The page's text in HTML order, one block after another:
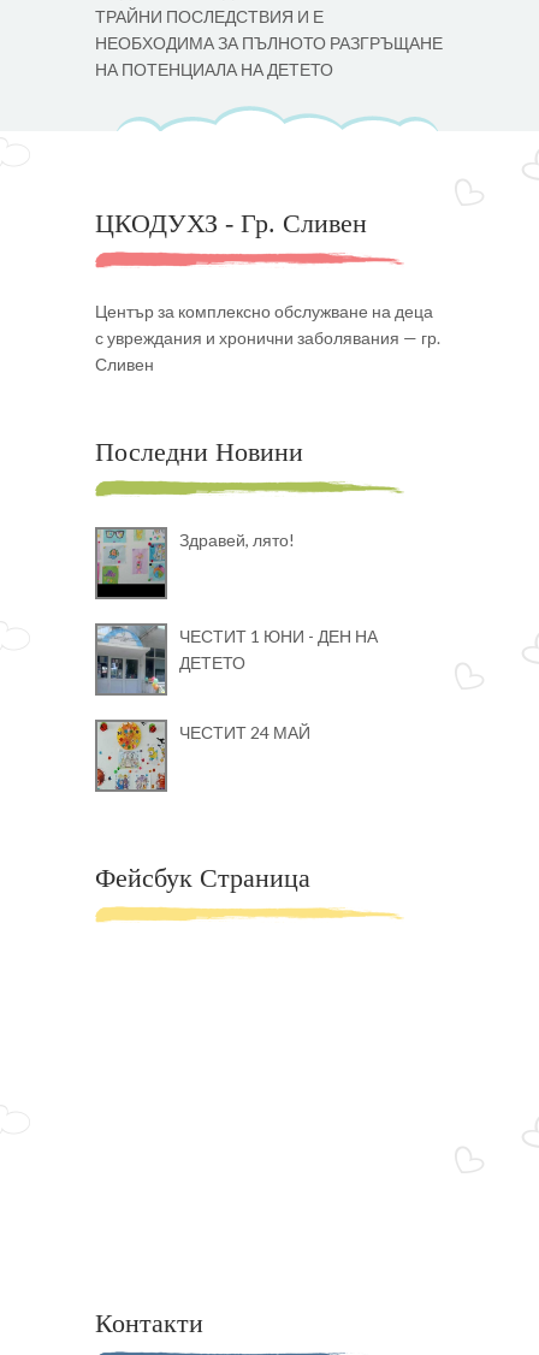
ТРАЙНИ ПОСЛЕДСТВИЯ И Е
НЕОБХОДИМА ЗА ПЪЛНОТО РАЗГРЪЩАНЕ
НА ПОТЕНЦИАЛА НА ДЕТЕТО
ЦКОДУХЗ - Гр. Сливен
Център за комплексно обслужване на деца
с увреждания и хронични заболявания — гр.
Сливен
Последни Новини
Здравей, лято!
ЧЕСТИТ 1 ЮНИ - ДЕН НА
ДЕТЕТО
ЧЕСТИТ 24 МАЙ
Фейсбук Страница
Контакти